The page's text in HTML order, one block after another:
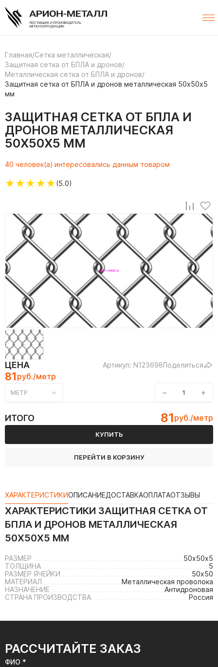
Главная/Сетка металлическая/
Защитная сетка от БПЛА и дронов/
Металлическая сетка от БПЛА и дронов/
Защитная сетка от БПЛА и дронов металлическая 50х50х5
мм
ЗАЩИТНАЯ СЕТКА ОТ БПЛА И
ДРОНОВ МЕТАЛЛИЧЕСКАЯ
50Х50Х5 ММ
40 человек(а) интересовались данным товаром
★★★★★(5.0)
ЦЕНА Артикул: N123698Поделиться
81 руб./метр
МЕТР − +
ИТОГО 81руб./метр
КУПИТЬ
ПЕРЕЙТИ В КОРЗИНУ
ХАРАКТЕРИСТИКИОПИСАНИЕДОСТАВКАОПЛАТАОТЗЫВЫ
ХАРАКТЕРИСТИКИ ЗАЩИТНАЯ СЕТКА ОТ
БПЛА И ДРОНОВ МЕТАЛЛИЧЕСКАЯ
50Х50Х5 ММ
РАЗМЕР
50х50х5
ТОЛЩИНА
5
РАЗМЕР ЯЧЕЙКИ
50х50
МАТЕРИАЛ
Металлическая проволока
НАЗНАЧЕНИЕ
Антидроновая
СТРАНА ПРОИЗВОДСТВА
Россия
РАССЧИТАЙТЕ ЗАКАЗ
ФИО *